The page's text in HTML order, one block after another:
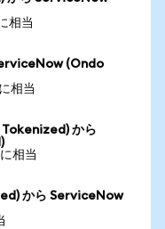
相当
(Ondo
相当
から
相当
から ServiceNow